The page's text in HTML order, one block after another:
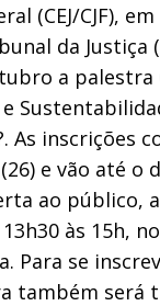
(CEJ/CJF),
da Justiça
a palestra
As inscrições
e vão até o
ao público,
às 15h,
Para se
também será